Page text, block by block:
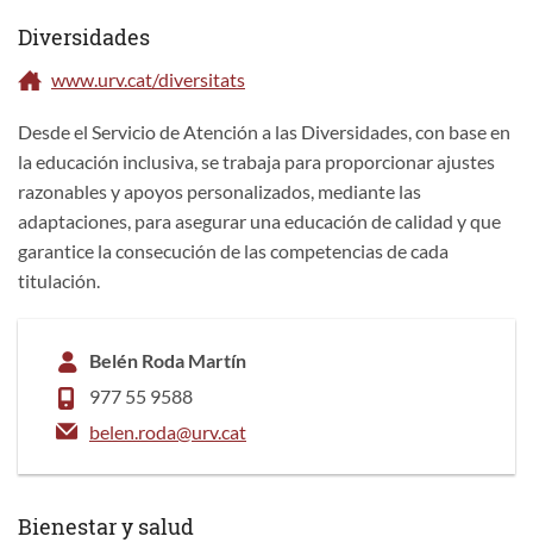
Diversidades
www.urv.cat/diversitats
Desde el Servicio de Atención a las Diversidades, con base en
la educación inclusiva, se trabaja para proporcionar ajustes
razonables y apoyos personalizados, mediante las
adaptaciones, para asegurar una educación de calidad y que
garantice la consecución de las competencias de cada
titulación.
Belén Roda Martín
977 55 9588
belen.roda@urv.cat
Bienestar y salud